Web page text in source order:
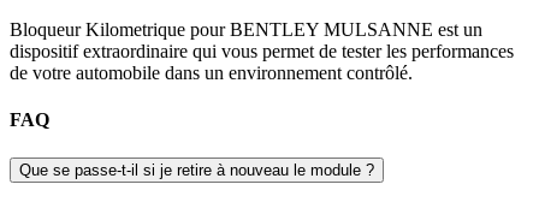
Bloqueur Kilometrique pour BENTLEY MULSANNE est un
dispositif extraordinaire qui vous permet de tester les performances
de votre automobile dans un environnement contrôlé.
FAQ
Que se passe-t-il si je retire à nouveau le module ?